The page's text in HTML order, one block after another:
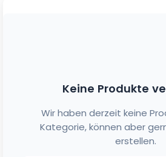
Keine Produkte
Wir haben derzeit keine
Kategorie, können aber
erstellen.